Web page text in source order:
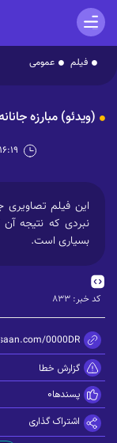
فیلم عمومی
(ویدئو) مبارزه
۱۶:۱۹
این فیلم
نبردی که نتیجه
بسیاری است.
کد خبر: ۸۳۳
0000DR
گزارش خطا
پسندها0
اشتراک گذاری